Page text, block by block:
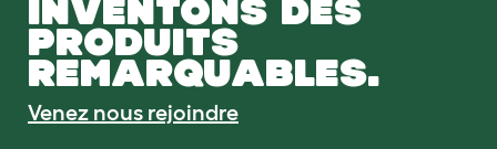
INVENTONS DES
PRODUITS
REMARQUABLES.
Venez nous rejoindre